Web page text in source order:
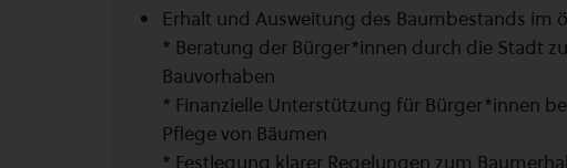
Erhalt und Ausweitung des Baumbestands im
* Beratung der Bürger*innen durch die Stadt
Bauvorhaben
* Finanzielle Unterstützung für Bürger*innen
Pflege von Bäumen
* Festlegung klarer Regelungen zum